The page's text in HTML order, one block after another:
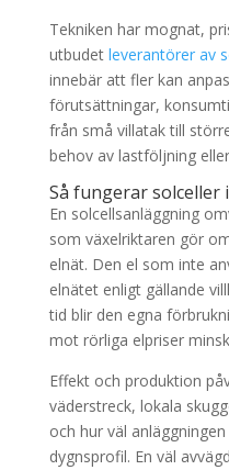
Tekniken har mognat,
utbudet leverantörer av
innebär att fler kan
förutsättningar,
från små villatak till
behov av lastföljning
Så fungerar solceller
En solcellsanläggning
som växelriktaren gör
elnät. Den el som inte
elnätet enligt gällande
tid blir den egna
mot rörliga elpriser
Effekt och produktion
väderstreck, lokala
och hur väl
dygnsprofil. En väl